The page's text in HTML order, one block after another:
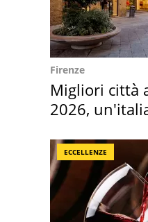
Firenze
Migliori città
2026,
ECCELLENZE